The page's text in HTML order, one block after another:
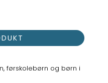
førskolebørn og børn i